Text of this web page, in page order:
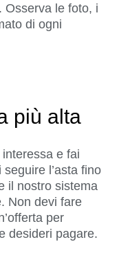
Osserva le foto, i
di ogni
più alta
e fai
seguire l’asta fino
il nostro sistema
Non devi fare
per
desideri pagare.